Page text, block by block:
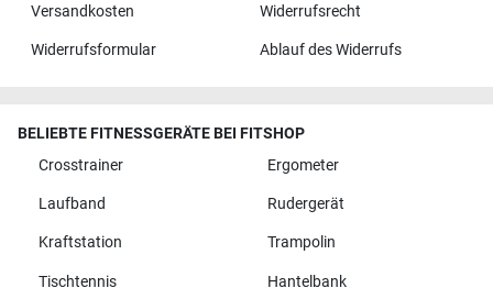
Versandkosten Widerrufsrecht
Widerrufsformular Ablauf des Widerrufs
BELIEBTE FITNESSGERÄTE BEI FITSHOP
Crosstrainer
Ergometer
Laufband Rudergerät
Kraftstation Trampolin
Tischtennis Hantelbank